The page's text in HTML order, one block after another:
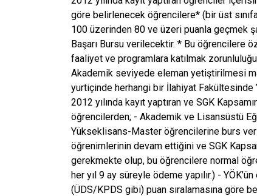
göre belirlenecek öğrencilere* (bir üst
100 üzerinden 80 ve üzeri puanla geçmek
Başarı Bursu verilecektir. * Bu öğrencilere
faaliyet ve programlara katılmak
Akademik seviyede eleman yetiştirilmesi
yurtiçinde herhangi bir İlahiyat
2012 yılında kayıt yaptıran ve SGK
öğrencilerden; - Akademik ve Lisansüstü
Yükseklisans-Master öğrencilerine burs
öğrenimlerinin devam ettiğini ve SGK
gerekmekte olup, bu öğrencilere normal
her yıl 9 ay süreyle ödeme yapılır.) -
(ÜDS/KPDS gibi) puan sıralamasına göre